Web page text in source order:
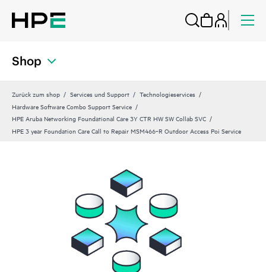
Shop
Zurück zum shop Services und Support
Technologieservices
Hardware Software Combo Support Service
HPE Aruba Networking Foundational Care 3Y CTR HW SW Collab SVC
HPE 3 year Foundation Care Call to Repair MSM466‑R Outdoor Access Poi Service